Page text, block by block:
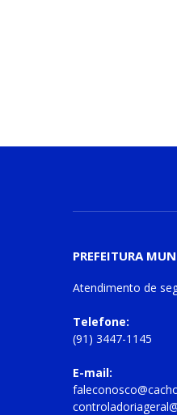
PREFEITURA
Atendimento de
Telefone:
(91) 3447-1145
E-mail: